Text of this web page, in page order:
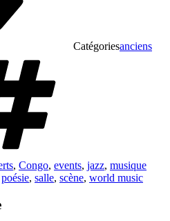
Catégoriesanciens
, Congo, events, jazz, musique
poésie, salle, scène, world music